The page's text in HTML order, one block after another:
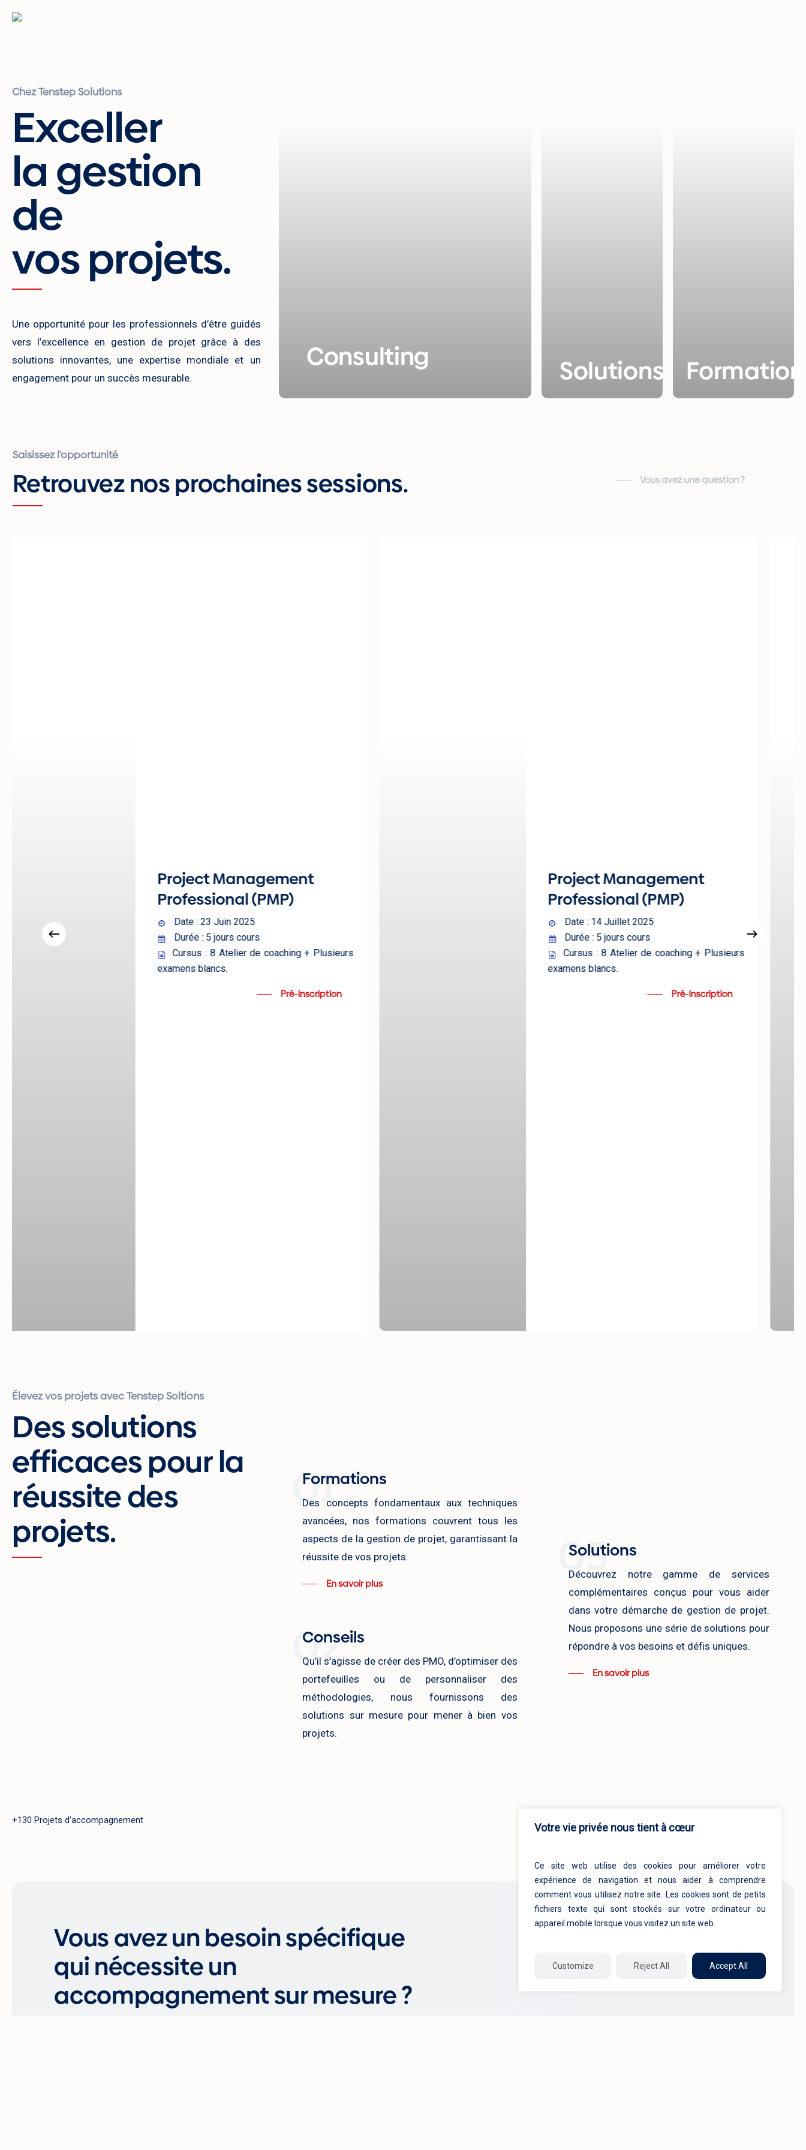
Votre vie privée nous tient à cœur
Ce site web utilise des cookies pour améliorer votre
expérience de navigation et nous aider à comprendre
comment vous utilisez notre site. Les cookies sont de petits
fichiers texte qui sont stockés sur votre ordinateur ou
appareil mobile lorsque vous visitez un site web.
Customize Reject All Accept All
Chez Tenstep Solutions
Exceller
la gestion
de
vos projets.
Une opportunité pour les professionnels d’être guidés
vers l’excellence en gestion de projet grâce à des
solutions innovantes, une expertise mondiale et un
engagement pour un succès mesurable.
Consulting Solutions
Saisissez l’opportunité
Retrouvez nos prochaines sessions. Vous avez une question ?
Project Management
Professional (PMP)
Date : 23 Juin 2025
Durée : 5 jours cours
Cursus : 8 Atelier de coaching + Plusieurs
examens blancs.
Pré-inscription
Project Management
Professional (PMP)
Date : 14 Juillet 2025
Durée : 5 jours cours
Cursus : 8 Atelier de coaching + Plusieurs
examens blancs.
Pré-inscription
Élevez vos projets avec Tenstep Soltions
Des solutions
efficaces pour la
réussite des
projets.
+130 Projets d'accompagnement
01
Formations
Des concepts fondamentaux aux techniques
avancées, nos formations couvrent tous les
aspects de la gestion de projet, garantissant la
réussite de vos projets.
En savoir plus
02
Conseils
Qu’il s’agisse de créer des PMO, d’optimiser des
portefeuilles ou de personnaliser des
méthodologies, nous fournissons des
solutions sur mesure pour mener à bien vos
projets.
03
Solutions
Découvrez notre gamme de services
complémentaires conçus pour vous aider
dans votre démarche de gestion de projet.
Nous proposons une série de solutions pour
répondre à vos besoins et défis uniques.
En savoir plus
Vous avez un besoin spécifique
qui nécessite un
accompagnement sur mesure ?